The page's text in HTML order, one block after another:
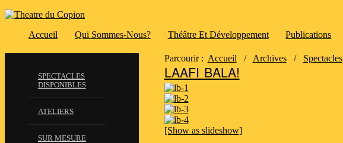
Accueil Qui Sommes-Nous? Théâtre Et Développement Publications
SPECTACLES
DISPONIBLES
ATELIERS
SUR MESURE
Parcourir : Accueil / Archives / Spectacles
LAAFI BALA!
[Show as slideshow]